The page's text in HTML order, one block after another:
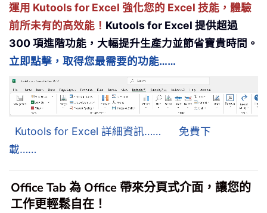
運用 Kutools for Excel 強化您的 Excel 技能，體驗
前所未有的高效能！ Kutools for Excel 提供超過
300 項進階功能，大幅提升生產力並節省寶貴時間。
立即點擊，取得您最需要的功能……
Kutools for Excel 詳細資訊……
免費下
載……
Office Tab 為 Office 帶來分頁式介面，讓您的
工作更輕鬆自在！